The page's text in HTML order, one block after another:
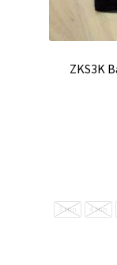
ZKS3K
3 thn 4 thn